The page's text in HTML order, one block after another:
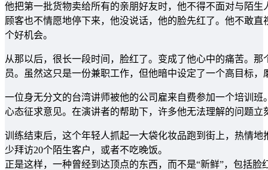
他把第一批货物卖给所有的亲朋好友时，他不得不面对与陌
顾客也不情愿地停下来，他没说话，他的脸先红了。他不敢
个好机会。
从那以后，很长一段时间，脸红了。变成了他心中的痛苦。
员。虽然这只是一份兼职工作，但他暗中设定了一个高目标
一位身无分文的台湾讲师被他的公司雇来自费参加一个培训
心态征求意见。在演讲者的帮助下，许多他无法理解的问题
训练结束后，这个年轻人抓起一大袋化妆品跑到街上，热情
少拜访20个陌生客户，或者不吃晚饭。
正是这样，一种曾经到达顶点的东西，而不是“新鲜”，包括